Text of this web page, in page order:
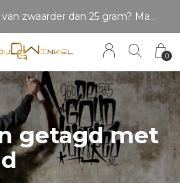
0
LET OP: wil jij iets zien van zwaarder dan 25 gram? Maak dan een afspraak om het product te bekijken. Producten boven de 25 gram NIET aanwezig in winkel.
getagd met